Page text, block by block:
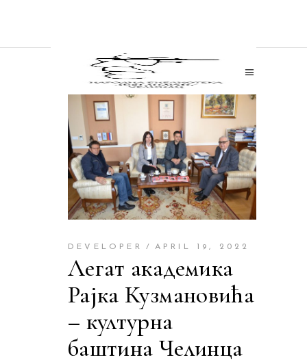
DEVELOPER APRIL 19, 2022
Легат академика
Рајка Кузмановића
– културна
баштина Челинца